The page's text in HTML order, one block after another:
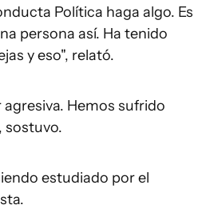
Política haga algo. Es
persona así. Ha tenido
y eso", relató.
Hemos sufrido
sostuvo.
estudiado por el